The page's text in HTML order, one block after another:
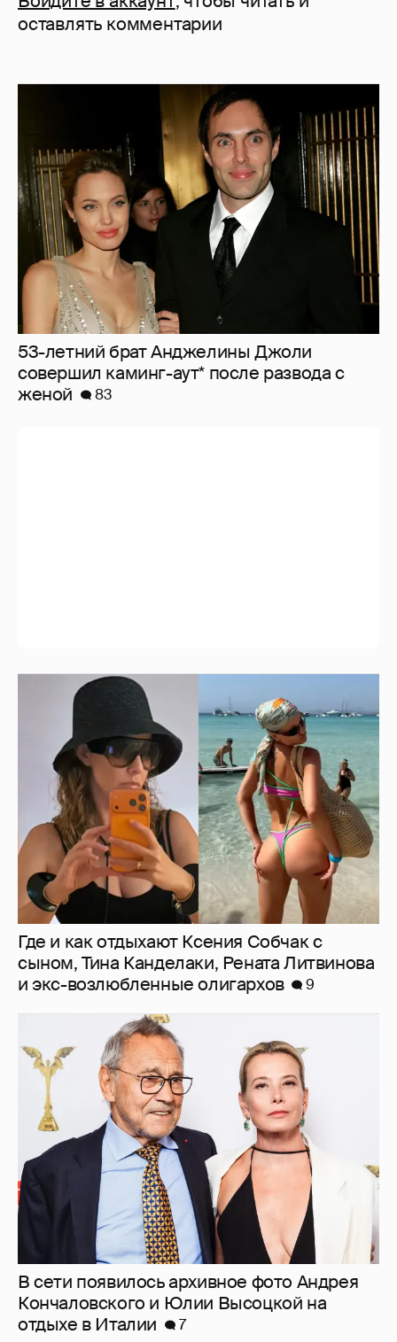
оставлять комментарии
53-летний брат Анджелины Джоли
совершил каминг-аут* после развода с
женой
83
Где и как отдыхают Ксения Собчак с
сыном, Тина Канделаки, Рената Литвинова
и экс-возлюбленные олигархов
9
В сети появилось архивное фото Андрея
Кончаловского и Юлии Высоцкой на
отдыхе в Италии
7